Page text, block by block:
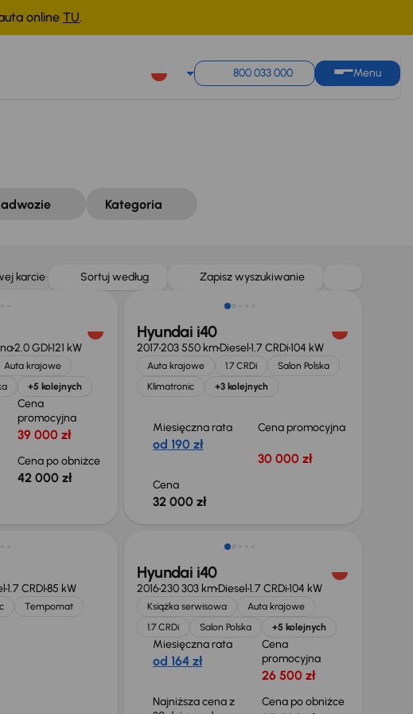
online TU.
800 033 000 Menu
Kategoria
karcie Sortuj według Zapisz wyszukiwanie
2.0 GDI121 kW
Auta krajowe
+5 kolejnych
Cena
promocyjna
39 000 zł
Cena po obniżce
42 000 zł
Świeżo skupione
Hyundai i40
2017203 550 kmDiesel1.7 CRDi104 kW
Auta krajowe 1.7 CRDi
Salon Polska
Klimatronic
+3 kolejnych
Miesięczna rata
od 190 zł
Cena promocyjna
30 000 zł
Cena
32 000 zł
1.7 CRDI85 kW
Tempomat
Hyundai i40
2016230 303 kmDiesel1.7 CRDi104 kW
Książka serwisowa
Auta krajowe
1.7 CRDi
Salon Polska +5 kolejnych
Miesięczna rata
od 164 zł
Cena
promocyjna
26 500 zł
Najniższa cena z
Cena po obniżce